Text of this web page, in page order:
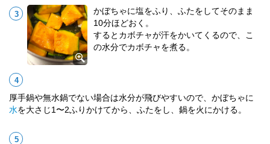
かぼちゃに塩をふり、ふたをしてそのまま
10分ほどおく。
するとカボチャが汗をかいてくるので、こ
の水分でカボチャを煮る。
厚手鍋や無水鍋でない場合は水分が飛びやすいので、かぼちゃに
水を大さじ1〜2ふりかけてから、ふたをし、鍋を火にかける。